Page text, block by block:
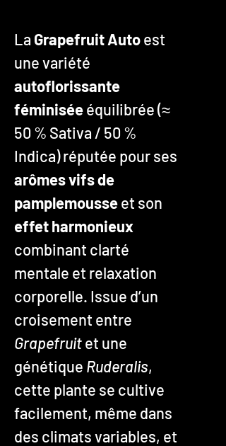
La Grapefruit Autoest
une variété
autoflorissante
féminiséeéquilibrée (≈
50 % Sativa / 50 %
Indica) réputée pour ses
arômes vifs de
pamplemousseet son
effet harmonieux
combinant clarté
mentale et relaxation
corporelle. Issue d’un
croisement entre
Grapefruitet une
génétique Ruderalis,
cette plante se cultive
facilement, même dans
des climats variables, et